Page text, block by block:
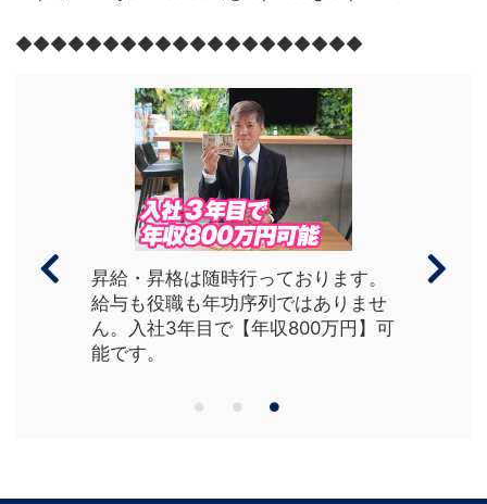
◆◆◆◆◆◆◆◆◆◆◆◆◆◆◆◆◆◆◆◆
昇給・昇格は随時行っております。
給与も役職も年功序列ではありませ
ん。入社3年目で【年収800万円】可
能です。